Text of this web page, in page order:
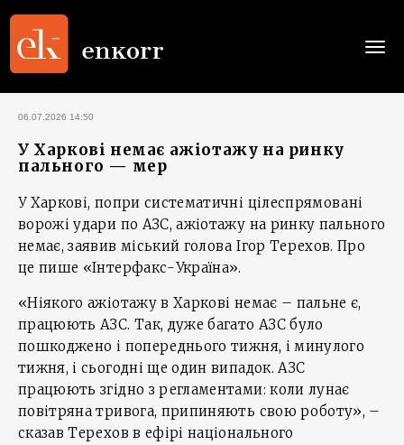
06.07.2026 14:50
У Харкові немає ажіотажу на ринку
пального — мер
У Харкові, попри систематичні цілеспрямовані
ворожі удари по АЗС, ажіотажу на ринку пального
немає, заявив міський голова Ігор Терехов. Про
це пише «Інтерфакс-Україна».
«Ніякого ажіотажу в Харкові немає – пальне є,
працюють АЗС. Так, дуже багато АЗС було
пошкоджено і попереднього тижня, і минулого
тижня, і сьогодні ще один випадок. АЗС
працюють згідно з регламентами: коли лунає
повітряна тривога, припиняють свою роботу», –
сказав Терехов в ефірі національного